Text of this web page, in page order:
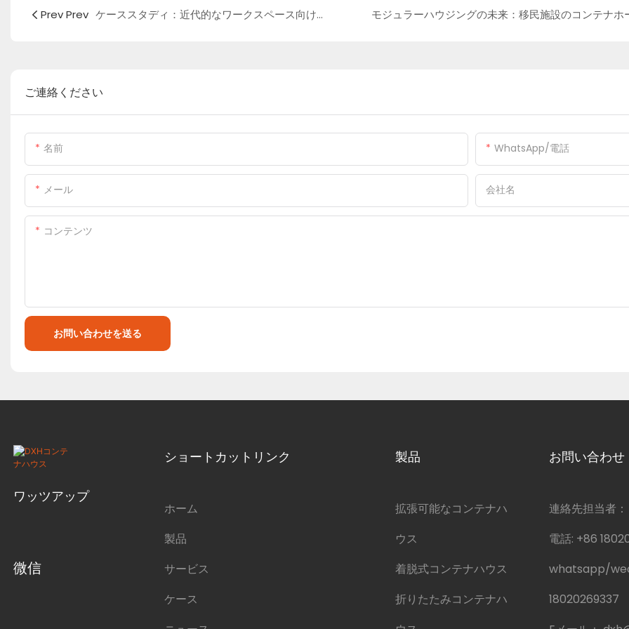
Prev Prev ケーススタディ：近代的なワークスペース向けの革新的なモジュラースチールビルディング
ご連絡ください
名前 WhatsApp/電話
メール 会社名
コンテンツ
お問い合わせを送る
ワッツアップ
微信
ショートカットリンク
ホーム
製品
サービス
ケース
製品
拡張可能なコンテナハ
ウス
着脱式コンテナハウス
折りたたみコンテナハ
お問い合わせ
連絡先担当者
電話: +86
whatsapp/
18020269337